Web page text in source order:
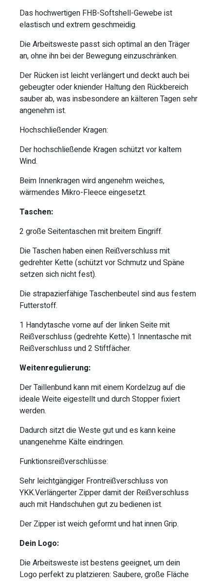
Das hochwertigen FHB-Softshell-Gewebe ist
elastisch und extrem geschmeidig.
Die Arbeitsweste passt sich optimal an den Träger
an, ohne ihn bei der Bewegung einzuschränken.
Der Rücken ist leicht verlängert und deckt auch bei
gebeugter oder kniender Haltung den Rückbereich
sauber ab, was insbesondere an kälteren Tagen sehr
angenehm ist.
Hochschließender Kragen:
Der hochschließende Kragen schützt vor kaltem
Wind.
Beim Innenkragen wird angenehm weiches,
wärmendes Mikro-Fleece eingesetzt.
Taschen:
2 große Seitentaschen mit breitem Eingriff.
Die Taschen haben einen Reißverschluss mit
gedrehter Kette (schützt vor Schmutz und Späne
setzen sich nicht fest).
Die strapazierfähige Taschenbeutel sind aus festem
Futterstoff.
1 Handytasche vorne auf der linken Seite mit
Reißverschluss (gedrehte Kette).1 Innentasche mit
Reißverschluss und 2 Stiftfächer.
Weitenregulierung:
Der Taillenbund kann mit einem Kordelzug auf die
ideale Weite eigestellt und durch Stopper fixiert
werden.
Dadurch sitzt die Weste gut und es kann keine
unangenehme Kälte eindringen.
Funktionsreißverschlüsse:
Sehr leichtgängiger Frontreißverschluss von
YKK.Verlängerter Zipper damit der Reißverschluss
auch mit Handschuhen gut zu bedienen ist.
Der Zipper ist weich geformt und hat innen Grip.
Dein Logo:
Die Arbeitsweste ist bestens geeignet, um dein
Logo perfekt zu platzieren: Saubere, große Fläche